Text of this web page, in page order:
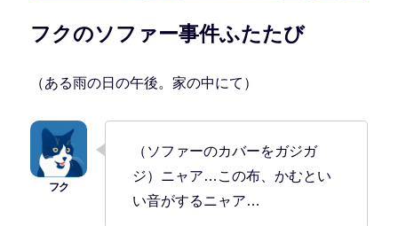
フクのソファー事件ふたたび
（ある雨の日の午後。家の中にて）
（ソファーのカバーをガジガ
ジ）ニャア…この布、かむとい
い音がするニャア…